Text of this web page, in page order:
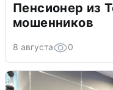
Пенсионер из
мошенников
8 августа 0